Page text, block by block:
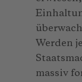
Werden
massiv